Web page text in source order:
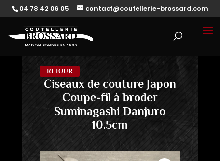
04 78 42 06 05 contact@coutellerie-brossard.com
RETOUR
Ciseaux de couture Japon
Coupe-fil à broder
Suminagashi Danjuro
10.5cm